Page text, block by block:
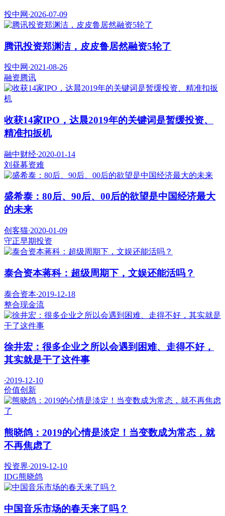
投中网 ·2026-07-09
腾讯投资郑渊洁，皮皮鲁居然融资5轮了
投中网 ·2021-08-26
融资腾讯
收获14家IPO，达晨2019年的关键词是暂缓投资、
精准扣扳机
融中财经·2020-01-14
刘昼募资难
盛希泰：80后、90后、00后的欲望是中国经济最大
的未来
创客猫·2020-01-09
守正早期投资
泰合资本蒋科：超级周期下，文娱还能活吗？
泰合资本·2019-12-18
整合现金流
徐井宏：很多企业之所以会遇到困难、走得不好，
其实就是干了这件事
·2019-12-10
价值创新
熊晓鸽：2019的心情是淡定！当变数成为常态，就
不再焦虑了
投资界·2019-12-10
IDG熊晓鸽
中国音乐市场的春天来了吗？